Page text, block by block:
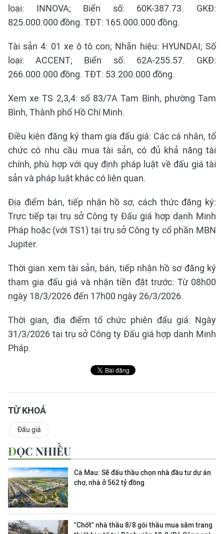
loại: INNOVA; Biển số: 60K-387.73. GKĐ:
825.000.000 đồng. TĐT: 165.000.000 đồng.
Tài sản 4: 01 xe ô tô con; Nhãn hiệu: HYUNDAI; Số
loại: ACCENT; Biển số: 62A-255.57. GKĐ:
266.000.000 đồng. TĐT: 53.200.000 đồng.
Xem xe TS 2,3,4: số 83/7A Tam Bình, phường Tam
Bình, Thành phố Hồ Chí Minh.
Điều kiện đăng ký tham gia đấu giá: Các cá nhân, tổ
chức có nhu cầu mua tài sản, có đủ khả năng tài
chính, phù hợp với quy định pháp luật về đấu giá tài
sản và pháp luật khác có liên quan.
Địa điểm bán, tiếp nhận hồ sơ, cách thức đăng ký:
Trực tiếp tại trụ sở Công ty Đấu giá hợp danh Minh
Pháp hoặc (với TS1) tại trụ sở Công ty cổ phần MBN
Jupiter.
Thời gian xem tài sản, bán, tiếp nhận hồ sơ đăng ký
tham gia đấu giá và nhận tiền đặt trước: Từ 08h00
ngày 18/3/2026 đến 17h00 ngày 26/3/2026.
Thời gian, địa điểm tổ chức phiên đấu giá: Ngày
31/3/2026 tại trụ sở Công ty Đấu giá hợp danh Minh
Pháp.
TỪ KHOÁ
Đấu giá
ĐỌC NHIỀU
Cà Mau: Sẽ đấu thầu chọn nhà đầu tư dự án
chợ, nhà ở 562 tỷ đồng
"Chốt" nhà thầu 8/8 gói thầu mua sắm trang